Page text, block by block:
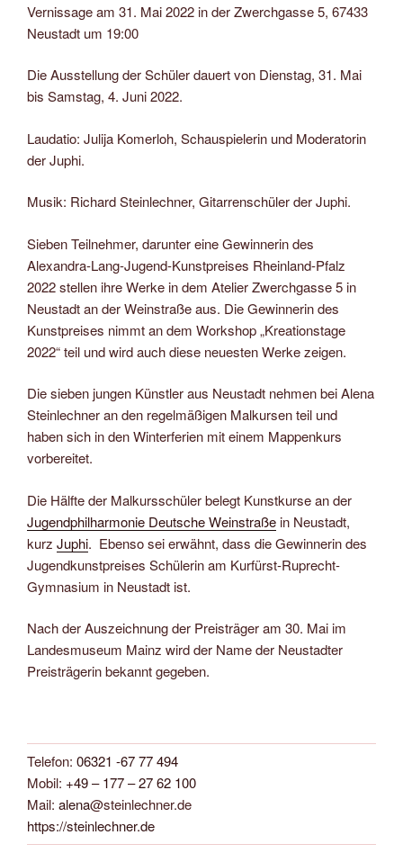
Vernissage am 31. Mai 2022 in der Zwerchgasse 5, 67433
Neustadt um 19:00
Die Ausstellung der Schüler dauert von Dienstag, 31. Mai
bis Samstag, 4. Juni 2022.
Laudatio: Julija Komerloh, Schauspielerin und Moderatorin
der Juphi.
Musik: Richard Steinlechner, Gitarrenschüler der Juphi.
Sieben Teilnehmer, darunter eine Gewinnerin des
Alexandra-Lang-Jugend-Kunstpreises Rheinland-Pfalz
2022 stellen ihre Werke in dem Atelier Zwerchgasse 5 in
Neustadt an der Weinstraße aus. Die Gewinnerin des
Kunstpreises nimmt an dem Workshop „Kreationstage
2022“ teil und wird auch diese neuesten Werke zeigen.
Die sieben jungen Künstler aus Neustadt nehmen bei Alena
Steinlechner an den regelmäßigen Malkursen teil und
haben sich in den Winterferien mit einem Mappenkurs
vorbereitet.
Die Hälfte der Malkursschüler belegt Kunstkurse an der
Jugendphilharmonie Deutsche Weinstraßein Neustadt,
kurz Juphi. Ebenso sei erwähnt, dass die Gewinnerin des
Jugendkunstpreises Schülerin am Kurfürst-Ruprecht-
Gymnasium in Neustadt ist.
Nach der Auszeichnung der Preisträger am 30. Mai im
Landesmuseum Mainz wird der Name der Neustadter
Preisträgerin bekannt gegeben.
Telefon: 06321 -67 77 494
Mobil: +49 – 177 – 27 62 100
Mail: alena@steinlechner.de
https://steinlechner.de